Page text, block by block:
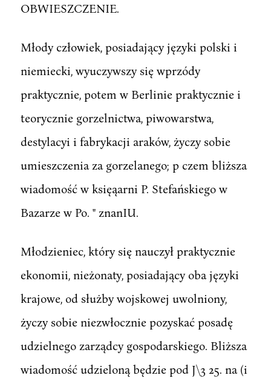
OBWIESZCZENIE.
Młody człowiek, posiadający języki polski i
niemiecki, wyuczywszy się wprzódy
praktycznie, potem w Berlinie praktycznie i
teorycznie gorzelnictwa, piwowarstwa,
destylacyi i fabrykacji araków, życzy sobie
umieszczenia za gorzelanego; p czem bliższa
wiadomość w księąarni P. Stefańskiego w
Bazarze w Po. " znanIU.
Młodzieniec, który się nauczył praktycznie
ekonomii, nieżonaty, posiadający oba języki
krajowe, od służby wojskowej uwolniony,
życzy sobie niezwłocznie pozyskać posadę
udzielnego zarządcy gospodarskiego. Bliższa
wiadomość udzieloną będzie pod J\3 25. na (i